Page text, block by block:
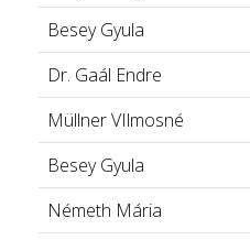
Besey Gyula
Dr. Gaál Endre
Müllner VIlmosné
Besey Gyula
Németh Mária